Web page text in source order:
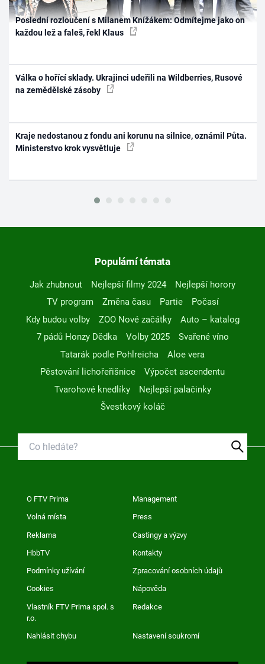
Poslední rozloučení s Milanem Knížákem: Odmítejme jako on
každou lež a faleš, řekl Klaus
Válka o hořící sklady. Ukrajinci udeřili na Wildberries, Rusové
na zemědělské zásoby
Kraje nedostanou z fondu ani korunu na silnice, oznámil Půta.
Ministerstvo krok vysvětluje
Populární témata
Jak zhubnout Nejlepší filmy 2024
Nejlepší horory
TV program
Změna času Partie
Počasí
Kdy budou volby
ZOO Nové začátky
Auto – katalog
7 pádů Honzy Dědka
Volby 2025
Svařené víno
Tatarák podle Pohlreicha
Aloe vera
Pěstování lichořeřišnice
Výpočet ascendentu
Tvarohové knedlíky
Nejlepší palačinky
Švestkový koláč
O FTV Prima Management
Volná místa Press
Reklama Castingy a výzvy
HbbTV Kontakty
Podmínky užívání Zpracování osobních údajů
Cookies Nápověda
Vlastník FTV Prima spol. s
r.o.
Redakce
Nahlásit chybu Nastavení soukromí